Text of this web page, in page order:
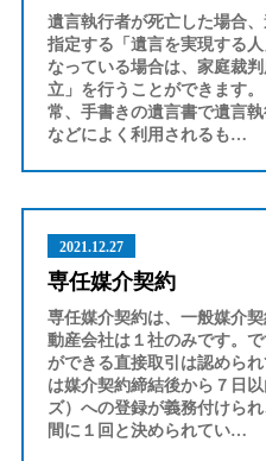
遺言執行者が死亡した場合
指定する「遺言を実現する
なっている場合は、家庭裁
立」を行うことができます
常、手書きの遺言書で遺言
などによく利用されるも…
2021.12.27
専任媒介契約
専任媒介契約は、一般媒介
動産会社は１社のみです。
ができる直接取引は認めら
は媒介契約締結後から７日
ズ）への登録が義務付けら
間に１回と決められてい…